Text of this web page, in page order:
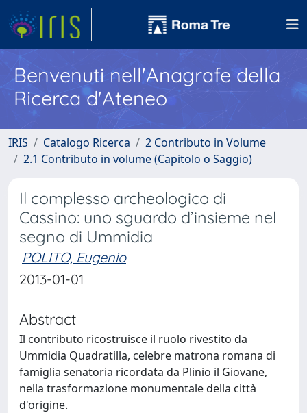
Benvenuti nell'Anagrafe della
Ricerca d'Ateneo
IRIS Catalogo Ricerca
2 Contributo in Volume
2.1 Contributo in volume (Capitolo o Saggio)
Il complesso archeologico di
Cassino: uno sguardo d’insieme nel
segno di Ummidia
POLITO, Eugenio
2013-01-01
Abstract
Il contributo ricostruisce il ruolo rivestito da
Ummidia Quadratilla, celebre matrona romana di
famiglia senatoria ricordata da Plinio il Giovane,
nella trasformazione monumentale della città
d'origine.